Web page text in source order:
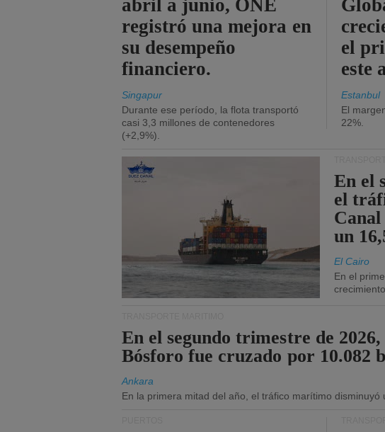
abril a junio, ONE
registró una mejora en
su desempeño
financiero.
Singapur
Durante ese período, la flota transportó
casi 3,3 millones de contenedores
(+2,9%).
el
este
Estanbul
El
22%.
En el
el
Canal
un
El Cairo
En el
En el segundo trimestre de
Bósforo fue cruzado por 10.082
Ankara
En la primera mitad del año, el tráfico marítimo disminuyó